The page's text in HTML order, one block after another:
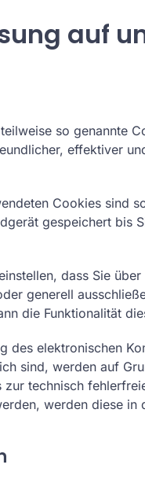
auf
so genannte
effektiver
Cookies sind
gespeichert bis
dass Sie
generell
die Funktionalität
des elektronischen
sind, werden auf
technisch
werden diese